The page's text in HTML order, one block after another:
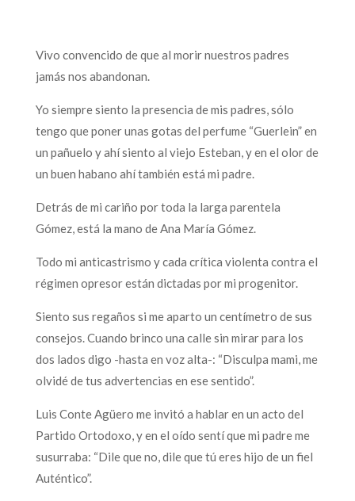
Vivo convencido de que al morir nuestros padres
jamás nos abandonan.
Yo siempre siento la presencia de mis padres, sólo
tengo que poner unas gotas del perfume “Guerlein” en
un pañuelo y ahí siento al viejo Esteban, y en el olor de
un buen habano ahí también está mi padre.
Detrás de mi cariño por toda la larga parentela
Gómez, está la mano de Ana María Gómez.
Todo mi anticastrismo y cada crítica violenta contra el
régimen opresor están dictadas por mi progenitor.
Siento sus regaños si me aparto un centímetro de sus
consejos. Cuando brinco una calle sin mirar para los
dos lados digo -hasta en voz alta-: “Disculpa mami, me
olvidé de tus advertencias en ese sentido”.
Luis Conte Agüero me invitó a hablar en un acto del
Partido Ortodoxo, y en el oído sentí que mi padre me
susurraba: “Dile que no, dile que tú eres hijo de un fiel
Auténtico”.